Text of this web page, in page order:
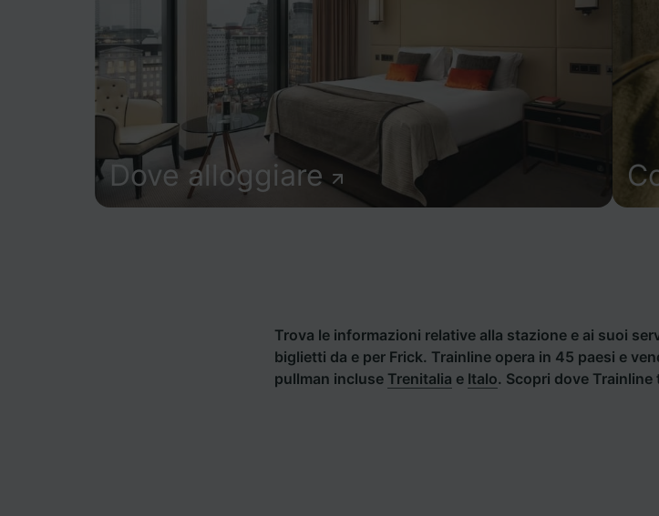
Dove alloggiare
Trova le informazioni relative alla stazione e ai suoi
biglietti da e per Frick. Trainline opera in 45 paesi e
pullman incluse Trenitalia e Italo. Scopri dove